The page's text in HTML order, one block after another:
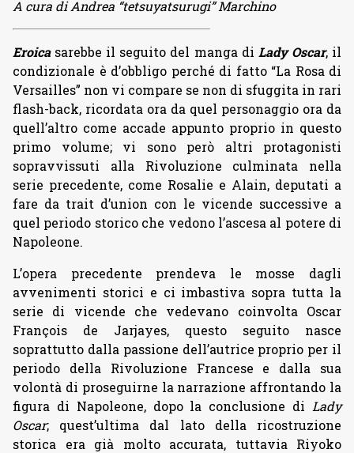
A cura di Andrea “tetsuyatsurugi” Marchino
Eroicasarebbe il seguito del manga di Lady Oscar, il
condizionale è d’obbligo perché di fatto “La Rosa di
Versailles” non vi compare se non di sfuggita in rari
flash-back, ricordata ora da quel personaggio ora da
quell’altro come accade appunto proprio in questo
primo volume; vi sono però altri protagonisti
sopravvissuti alla Rivoluzione culminata nella
serie precedente, come Rosalie e Alain, deputati a
fare da trait d’union con le vicende successive a
quel periodo storico che vedono l’ascesa al potere di
Napoleone.
L’opera precedente prendeva le mosse dagli
avvenimenti storici e ci imbastiva sopra tutta la
serie di vicende che vedevano coinvolta Oscar
François de Jarjayes, questo seguito nasce
soprattutto dalla passione dell’autrice proprio per il
periodo della Rivoluzione Francese e dalla sua
volontà di proseguirne la narrazione affrontando la
figura di Napoleone, dopo la conclusione di Lady
Oscar; quest’ultima dal lato della ricostruzione
storica era già molto accurata, tuttavia Riyoko